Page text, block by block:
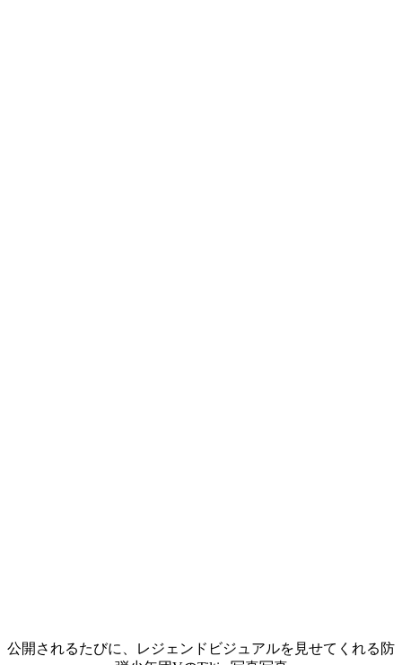
公開されるたびに、レジェンドビジュアルを見せてくれる防